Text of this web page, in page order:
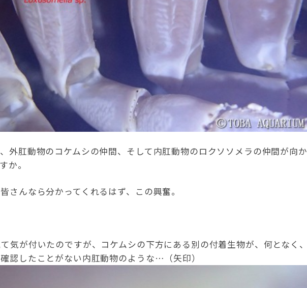
外肛動物のコケムシの仲間、そして内肛動物のロクソソメラの仲間が向か
か。
さんなら分かってくれるはず、この興奮。
気が付いたのですが、コケムシの下方にある別の付着生物が、何となく、
認したことがない内肛動物のような…（矢印）